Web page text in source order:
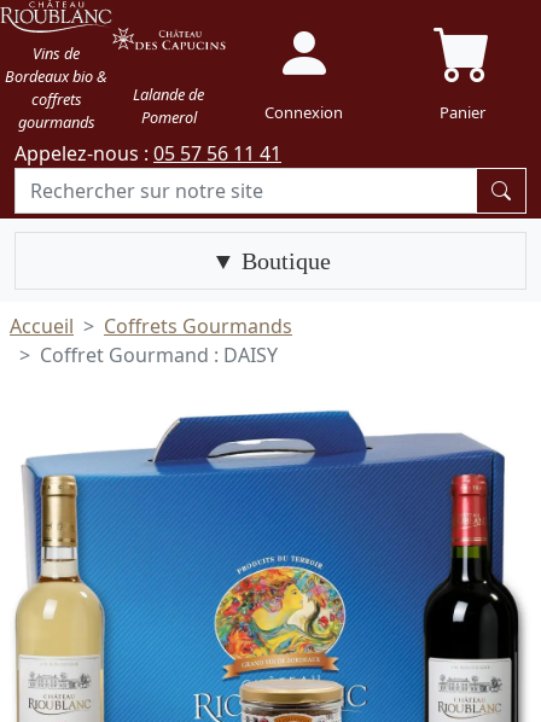
Vins de
Bordeaux bio &
coffrets
gourmands
Lalande de
Pomerol
Connexion Panier
Appelez-nous : 05 57 56 11 41
Boutique
Accueil
Coffrets Gourmands
Coffret Gourmand : DAISY